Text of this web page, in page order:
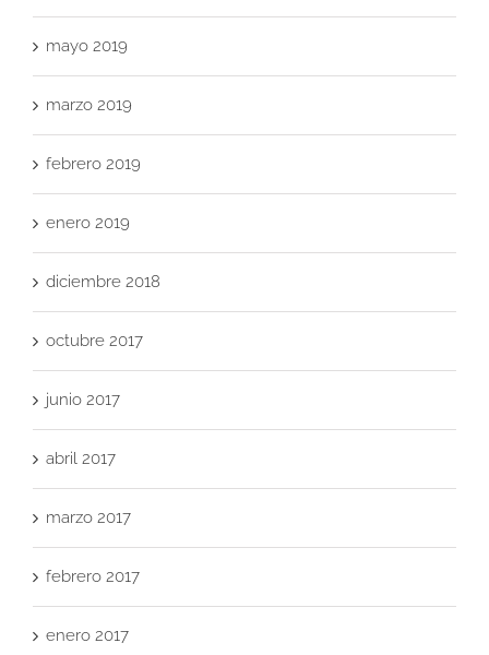
mayo 2019
marzo 2019
febrero 2019
enero 2019
diciembre 2018
octubre 2017
junio 2017
abril 2017
marzo 2017
febrero 2017
enero 2017